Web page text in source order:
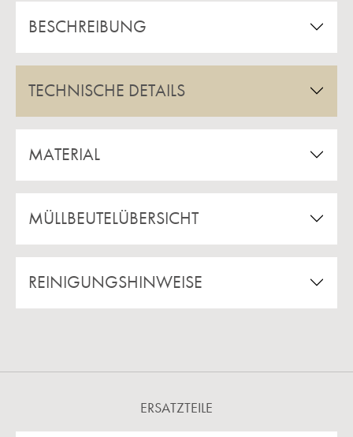
BESCHREIBUNG
TECHNISCHE DETAILS
MATERIAL
MÜLLBEUTELÜBERSICHT
REINIGUNGSHINWEISE
ERSATZTEILE